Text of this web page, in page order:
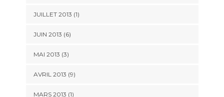
JUILLET 2013 (1)
JUIN 2013 (6)
MAI 2013 (3)
AVRIL 2013 (9)
MARS 2013 (1)